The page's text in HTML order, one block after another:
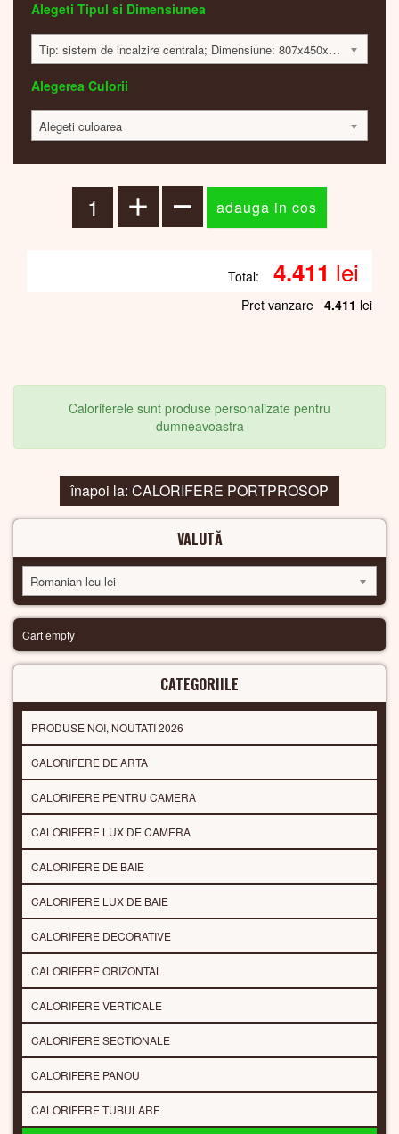
Alegeti Tipul si Dimensiunea
Tip: sistem de incalzire centrala; Dimensiune: 807x450x35 mm; 358 Watt; 4397 lei
Alegerea Culorii
Alegeti culoarea
Total: 4.411 lei
Pret vanzare 4.411 lei
Caloriferele sunt produse personalizate pentru
dumneavoastra
înapoi la: CALORIFERE PORTPROSOP
VALUTĂ
Romanian leu lei
Cart empty
CATEGORIILE
PRODUSE NOI, NOUTATI 2026
CALORIFERE DE ARTA
CALORIFERE PENTRU CAMERA
CALORIFERE LUX DE CAMERA
CALORIFERE DE BAIE
CALORIFERE LUX DE BAIE
CALORIFERE DECORATIVE
CALORIFERE ORIZONTAL
CALORIFERE VERTICALE
CALORIFERE SECTIONALE
CALORIFERE PANOU
CALORIFERE TUBULARE